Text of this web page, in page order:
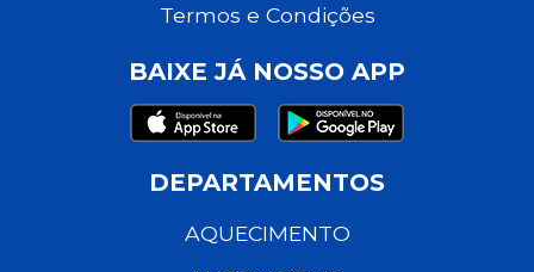
Termos e Condições
BAIXE JÁ NOSSO APP
DEPARTAMENTOS
AQUECIMENTO